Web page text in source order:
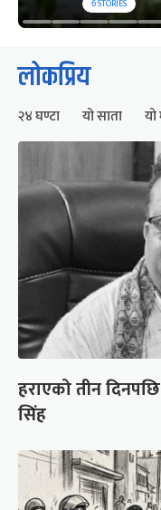
6STORIES
लोकप्रिय
२४ घण्टा यो साता यो
हराएको तीन
सिंह